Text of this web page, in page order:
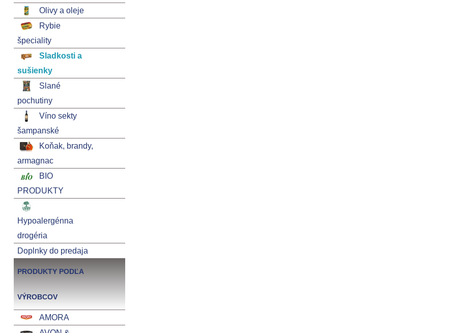
Olivy a oleje
Rybie
špeciality
Sladkosti a
sušienky
Slané
pochutiny
Víno sekty
šampanské
Koňak, brandy,
armagnac
BIO
PRODUKTY
Hypoalergénna
drogéria
Doplnky do predaja
PRODUKTY PODĽA
VÝROBCOV
AMORA